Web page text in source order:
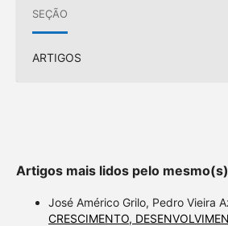
SEÇÃO
ARTIGOS
Artigos mais lidos pelo
José Américo Grilo, Pedro Vieira
CRESCIMENTO,